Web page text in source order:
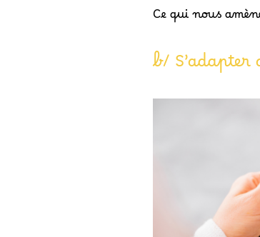
Ce qui nous
b/